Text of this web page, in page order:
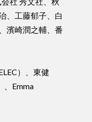
、工藤郁子、白
濱崎潤之輔、番
）、東健
、Emma